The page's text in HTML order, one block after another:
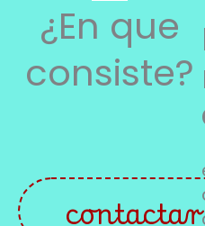
¿En que
consiste?
contactar